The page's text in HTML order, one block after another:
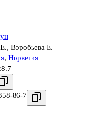
, Воробьева Е.
, Норвегия
86-7